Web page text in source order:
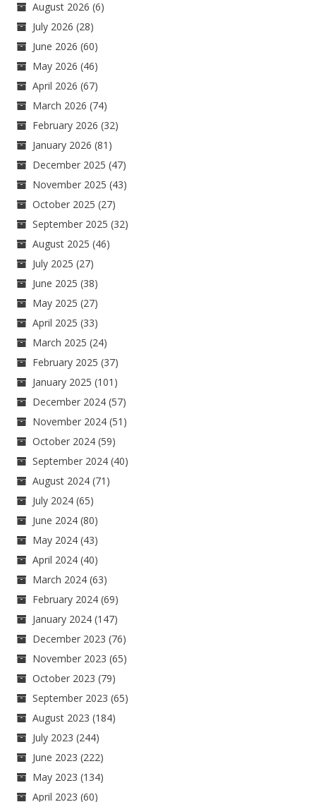
August 2026 (6)
July 2026 (28)
June 2026 (60)
May 2026 (46)
April 2026 (67)
March 2026 (74)
February 2026 (32)
January 2026 (81)
December 2025 (47)
November 2025 (43)
October 2025 (27)
September 2025 (32)
August 2025 (46)
July 2025 (27)
June 2025 (38)
May 2025 (27)
April 2025 (33)
March 2025 (24)
February 2025 (37)
January 2025 (101)
December 2024 (57)
November 2024 (51)
October 2024 (59)
September 2024 (40)
August 2024 (71)
July 2024 (65)
June 2024 (80)
May 2024 (43)
April 2024 (40)
March 2024 (63)
February 2024 (69)
January 2024 (147)
December 2023 (76)
November 2023 (65)
October 2023 (79)
September 2023 (65)
August 2023 (184)
July 2023 (244)
June 2023 (222)
May 2023 (134)
April 2023 (60)